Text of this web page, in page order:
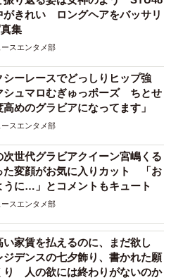
ことが増えた具体的な行動（出典：
るかというと、一番多かった
肉など）を買わない」
を選ぶ」（52.0％）、「安い
と続き、本当に買いたいもの
ことで妥協をしながら食材を
ました。
がきれい ロングヘアをバッサリ
集
ースエンタメ部
シーレースでどっしりヒップ強
ュマロむぎゅっポーズ ちとせ
めのグラビアになってます」
ースエンタメ部
次世代グラビアクイーン宮嶋くる
変顔がお気に入りカット 「お
うに…」とコメントもキュート
ースエンタメ部
い家賃を払えるのに、まだ欲し
ジデンスの七夕飾り、書かれた願
り 人の欲には終わりがないのか